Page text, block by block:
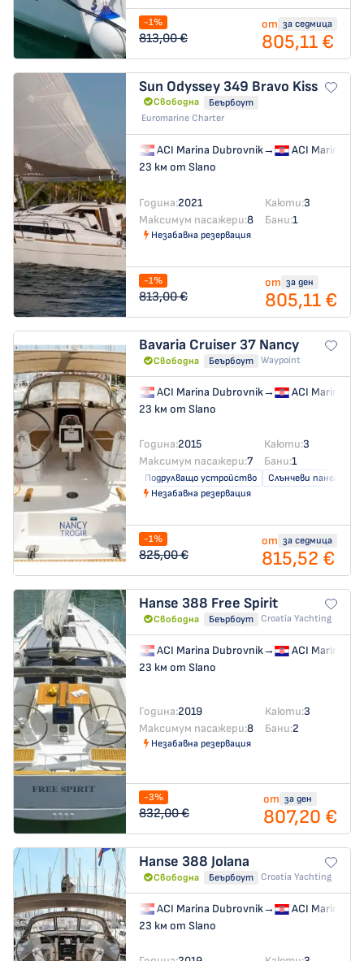
-1%
813,00 €
от за седмица
805,11 €
Sun Odyssey 349 Bravo Kiss
Свободна
Беърбоут
Euromarine Charter
ACI Marina Dubrovnik→
ACI Marina
23 км от Slano
Година:2021 Каюти:3
Максимум пасажери:8 Бани:1
Незабавна резервация
-1%
813,00 €
от за ден
805,11 €
Bavaria Cruiser 37 Nancy
Свободна Беърбоут Waypoint
ACI Marina Dubrovnik→
ACI Marina
23 км от Slano
Година:2015 Каюти:3
Максимум пасажери:7 Бани:1
Подрулващо устройство
Слънчеви панели
Незабавна резервация
-1%
825,00 €
от за седмица
815,52 €
Hanse 388 Free Spirit
Свободна Беърбоут Croatia Yachting
ACI Marina Dubrovnik→
ACI Marina
23 км от Slano
Година:2019 Каюти:3
Максимум пасажери:8 Бани:2
Незабавна резервация
-3%
832,00 €
от за ден
807,20 €
Hanse 388 Jolana
Свободна Беърбоут Croatia Yachting
ACI Marina Dubrovnik→
ACI Marina
23 км от Slano